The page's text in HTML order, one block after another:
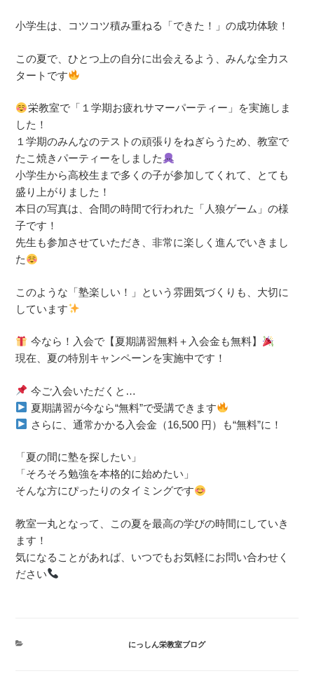
小学生は、コツコツ積み重ねる「できた！」の成功体験！
この夏で、ひとつ上の自分に出会えるよう、みんな全力ス
タートです
栄教室で「１学期お疲れサマーパーティー」を実施しま
した！
１学期のみんなのテストの頑張りをねぎらうため、教室で
たこ焼きパーティーをしました
小学生から高校生まで多くの子が参加してくれて、とても
盛り上がりました！
本日の写真は、合間の時間で行われた「人狼ゲーム」の様
子です！
先生も参加させていただき、非常に楽しく進んでいきまし
た
このような「塾楽しい！」という雰囲気づくりも、大切に
しています
今なら！入会で【夏期講習無料＋入会金も無料】
現在、夏の特別キャンペーンを実施中です！
今ご入会いただくと…
夏期講習が今なら“無料”で受講できます
さらに、通常かかる入会金（16,500 円）も“無料”に！
「夏の間に塾を探したい」
「そろそろ勉強を本格的に始めたい」
そんな方にぴったりのタイミングです
教室一丸となって、この夏を最高の学びの時間にしていき
ます！
気になることがあれば、いつでもお気軽にお問い合わせく
ださい
カ
にっしん栄教室ブログ